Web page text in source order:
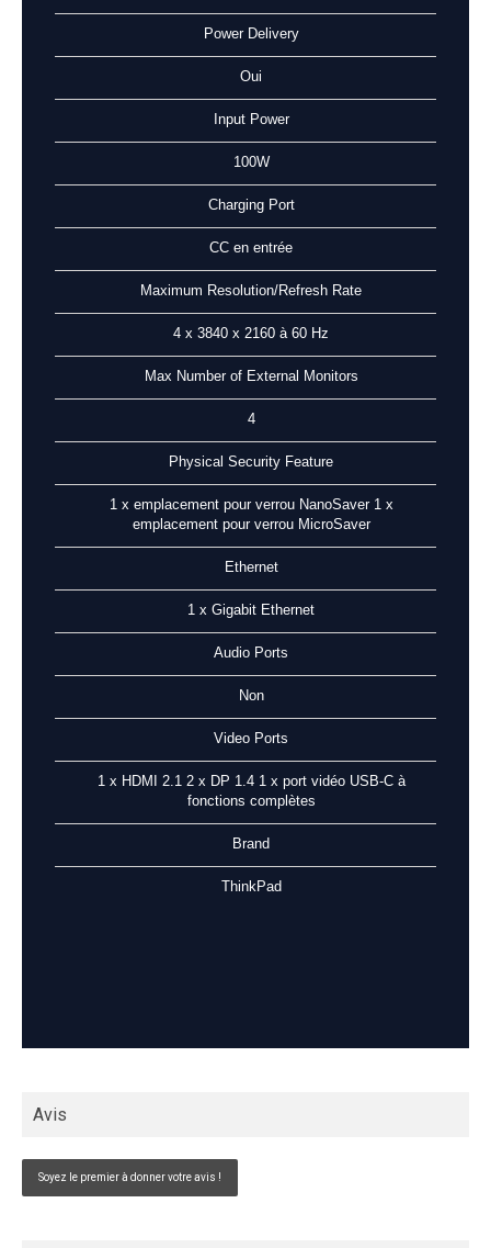
Power Delivery
Oui
Input Power
100W
Charging Port
CC en entrée
Maximum Resolution/Refresh Rate
4 x 3840 x 2160 à 60 Hz
Max Number of External Monitors
4
Physical Security Feature
1 x emplacement pour verrou NanoSaver 1 x
emplacement pour verrou MicroSaver
Ethernet
1 x Gigabit Ethernet
Audio Ports
Non
Video Ports
1 x HDMI 2.1 2 x DP 1.4 1 x port vidéo USB-C à
fonctions complètes
Brand
ThinkPad
Avis
Soyez le premier à donner votre avis !